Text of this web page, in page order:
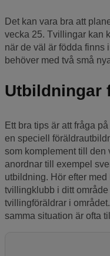
Det kan vara bra att
vecka 25. Tvillingar kan
när de väl är födda finns
behöver med två små
Utbildningar
Ett bra tips är att fråga
en speciell
som komplement till den
anordnar till exempel
utbildning. Hör efter med
tvillingklubb i ditt
tvillingföräldrar i
samma situation är ofta